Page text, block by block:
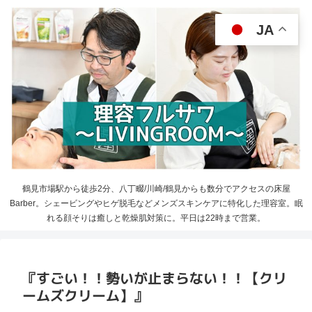
鶴見市場駅から徒歩2分、八丁畷/川崎/鶴見からも数分でアクセスの床屋
Barber。シェービングやヒゲ脱毛などメンズスキンケアに特化した理容室。眠
れる顔そりは癒しと乾燥肌対策に。平日は22時まで営業。
『すごい！！勢いが止まらない！！【クリ
ームズクリーム】』
JA